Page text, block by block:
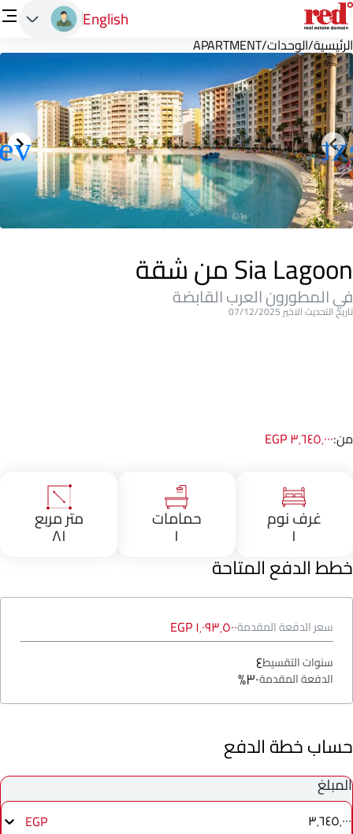
English
الرئيسية/الوحدات/
APARTMENT
Sia Lagoon من شقة
في المطورون العرب القابضة
تاريخ التحديث الاخير 07/12/2025
من:٣٬٦٤٥٬٠٠٠ EGP
غرف نوم
١
حمامات
١
متر مربع
٨١
خطط الدفع المتاحة
سعر الدفعة المقدمة١٬٠٩٣٬٥٠٠ EGP
سنوات التقسيط٤
الدفعة المقدمة٣٠%
حساب خطة الدفع
المبلغ
٣٬٦٤٥٬٠٠٠ EGP